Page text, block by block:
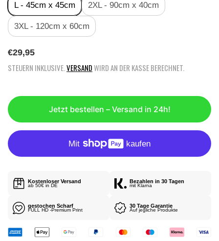
L - 45cm x 45cm
2XL - 90cm x 40cm
3XL - 120cm x 60cm
R
G
Ä
R
R
P
R
€29,95
STEUERN INKLUSIVE. VERSANDWIRD AN DER KASSE BERECHNET.
Jetzt bestellen – Versand in 24h!
Kostenloser Versand
ab 50€ in DE
Bezahlen in 30 Tagen
mit Klarna
gestochen Scharf
FULL HD -Premium Print
30 Tage Garantie
Auf jegliche Produkte